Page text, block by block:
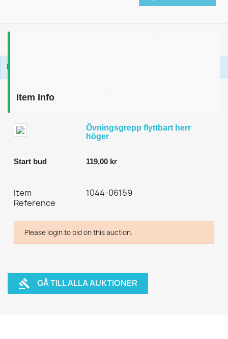
Be the first one to bid on this product.
Item Info
Övningsgrepp flyttbart herr
höger
Start bud 119,00 kr
Item
Reference
1044-06159
Please login to bid on this auction.
gavel GÅ TILL ALLA AUKTIONER
Du behöver vara inlogga för att spara produkter i din
Önskelista.